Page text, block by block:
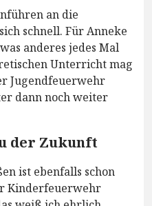
an die
schnell. Für Anneke
anderes jedes Mal
Unterricht mag
Jugendfeuerwehr
dann noch weiter
der Zukunft
ist ebenfalls schon
Kinderfeuerwehr